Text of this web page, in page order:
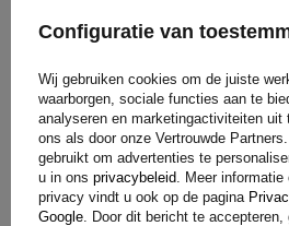
die op bouwterreinen of in
situaties en botsingen helpen
hoogwaardige markeringslichten
voldoen aan de regelgeving, maar
de duurzaamheid en
onder veeleisende
Configuratie van
Wij gebruiken cookies om de juiste
waarborgen, sociale functies aan te
analyseren en marketingactiviteiten uit
ons als door onze Vertrouwde
gebruikt om advertenties te
u in ons privacybeleid . Meer
privacy vindt u ook op de pagina
Google . Door dit bericht te